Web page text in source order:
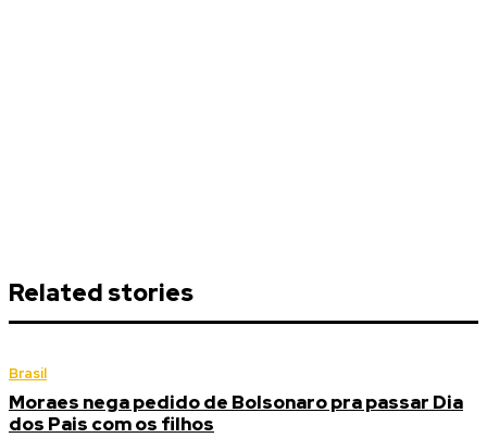
Related stories
Brasil
Moraes nega pedido de Bolsonaro pra passar Dia
dos Pais com os filhos